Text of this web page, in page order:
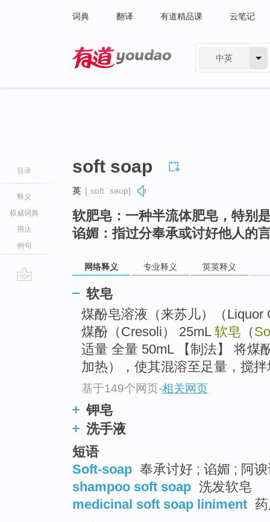
词典 翻译 有道精品课 云笔记
中英
目录
释义
权威词典
用法
例句
soft soap
英 [ˌsɒft ˈsəʊp]
软肥皂：一种半流体肥皂，特别
谄媚：指过分奉承或讨好他人的
网络释义 专业释义 英英释义
软皂
煤酚皂溶液（来苏儿）（
煤酚（Cresoli） 25mL 软皂 （
适量 全量 50mL 【制法】 将煤
加热），使其混溶至足量，搅
基于149个网页-相关网页
钾皂
洗手液
短语
Soft-soap 奉承讨好 ; 谄媚 ; 阿
shampoo soft soap 洗发软皂
medicinal soft soap liniment